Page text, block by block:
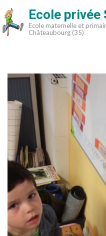
Aller
au
contenu
Ecole privée
Ecole maternelle et
Châteaubourg (35)